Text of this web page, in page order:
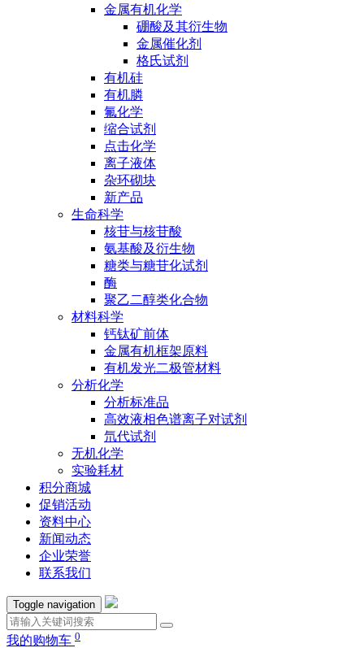
金属有机化学
硼酸及其衍生物
金属催化剂
格氏试剂
有机硅
有机膦
氟化学
缩合试剂
点击化学
离子液体
杂环砌块
新产品
生命科学
核苷与核苷酸
氨基酸及衍生物
糖类与糖苷化试剂
酶
聚乙二醇类化合物
材料科学
钙钛矿前体
金属有机框架原料
有机发光二极管材料
分析化学
分析标准品
高效液相色谱离子对试剂
氘代试剂
无机化学
实验耗材
积分商城
促销活动
资料中心
新闻动态
企业荣誉
联系我们
Toggle navigation
我的购物车 0